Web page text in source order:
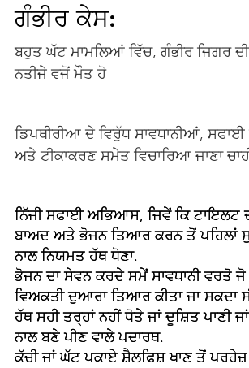
ਗੰਭੀਰ ਕੇਸ:
ਬਹੁਤ ਘੱਟ ਮਾਮਲਿਆਂ ਵਿੱਚ, ਗੰਭੀਰ ਜਿਗਰ
ਨਤੀਜੇ ਵਜੋਂ ਮੌਤ ਹੋ
ਡਿਪਥੀਰੀਆ ਦੇ ਵਿਰੁੱਧ ਸਾਵਧਾਨੀਆਂ,
ਅਤੇ ਟੀਕਾਕਰਣ ਸਮੇਤ ਵਿਚਾਰਿਆ ਜਾਣਾ
ਨਿੱਜੀ ਸਫਾਈ ਅਭਿਆਸ, ਜਿਵੇਂ ਕਿ ਟਾਇਲਟ
ਬਾਅਦ ਅਤੇ ਭੋਜਨ ਤਿਆਰ ਕਰਨ ਤੋਂ ਪਹਿਲਾਂ
ਨਾਲ ਨਿਯਮਤ ਹੱਥ ਧੋਣਾ.
ਭੋਜਨ ਦਾ ਸੇਵਨ ਕਰਦੇ ਸਮੇਂ ਸਾਵਧਾਨੀ ਵਰਤੋ ਜੋ
ਵਿਅਕਤੀ ਦੁਆਰਾ ਤਿਆਰ ਕੀਤਾ ਜਾ ਸਕਦਾ
ਹੱਥ ਸਹੀ ਤਰ੍ਹਾਂ ਨਹੀਂ ਧੋਤੇ ਜਾਂ ਦੂਸ਼ਿਤ ਪਾਣੀ
ਨਾਲ ਬਣੇ ਪੀਣ ਵਾਲੇ ਪਦਾਰਥ.
ਕੱਚੀ ਜਾਂ ਘੱਟ ਪਕਾਏ ਸ਼ੈਲਫਿਸ਼ ਖਾਣ ਤੋਂ